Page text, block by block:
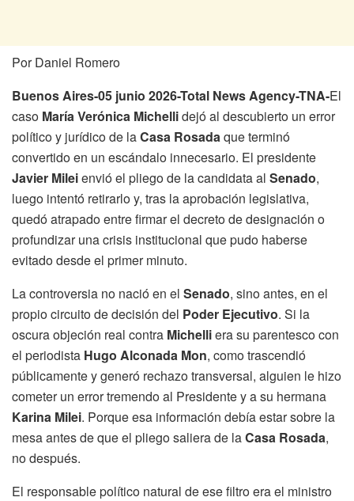
Por Daniel Romero
Buenos Aires-05 junio 2026-Total News Agency-TNA-El
caso María Verónica Michellidejó al descubierto un error
político y jurídico de laCasa Rosadaque terminó
convertido en un escándalo innecesario. El presidente
Javier Mileienvió el pliego de la candidata al Senado,
luego intentó retirarlo y, tras la aprobación legislativa,
quedó atrapado entre firmar el decreto de designación o
profundizar una crisis institucional que pudo haberse
evitado desde el primer minuto.
La controversia no nació en el Senado, sino antes, en el
propio circuito de decisión del Poder Ejecutivo. Si la
oscura objeción real contra Michelliera su parentesco con
el periodista Hugo Alconada Mon, como trascendió
públicamente y generó rechazo transversal, alguien le hizo
cometer un error tremendo al Presidente y a su hermana
Karina Milei. Porque esa información debía estar sobre la
mesa antes de que el pliego saliera de laCasa Rosada,
no después.
El responsable político natural de ese filtro era el ministro